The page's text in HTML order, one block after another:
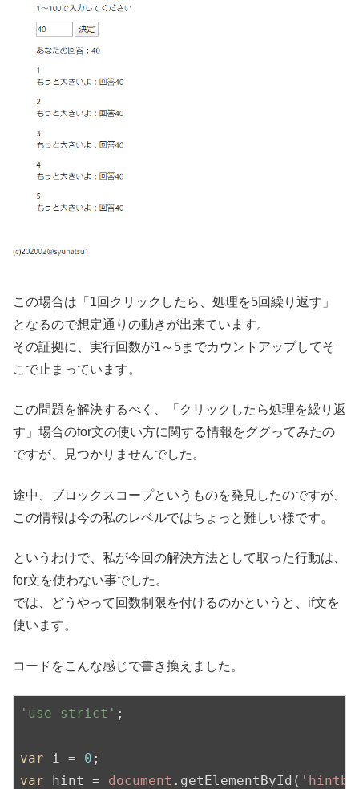
この場合は「1回クリックしたら、処理を5回繰り返す」
となるので想定通りの動きが出来ています。
その証拠に、実行回数が1～5までカウントアップしてそ
こで止まっています。
この問題を解決するべく、「クリックしたら処理を繰り返
す」場合のfor文の使い方に関する情報をググってみたの
ですが、見つかりませんでした。
途中、ブロックスコープというものを発見したのですが、
この情報は今の私のレベルではちょっと難しい様です。
というわけで、私が今回の解決方法として取った行動は、
for文を使わない事でした。
では、どうやって回数制限を付けるのかというと、if文を
使います。
コードをこんな感じで書き換えました。
'use strict' ;
var i = 0
var hint = document .getElementById(